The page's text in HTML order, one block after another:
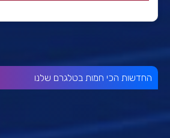
החדשות הכי חמות בטלגרם שלנו